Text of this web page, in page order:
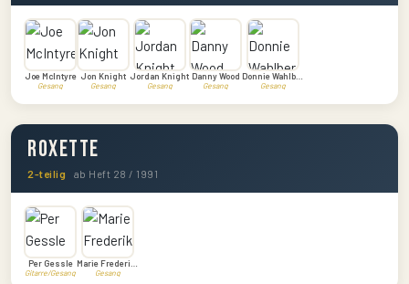
Joe McIntyre
Gesang
Jon Knight
Gesang
Jordan Knight
Gesang
Danny Wood
Gesang Gesang
Roxette
2-teilig ab Heft 28 / 1991
Per Gessle
Gitarre/Gesang Gesang